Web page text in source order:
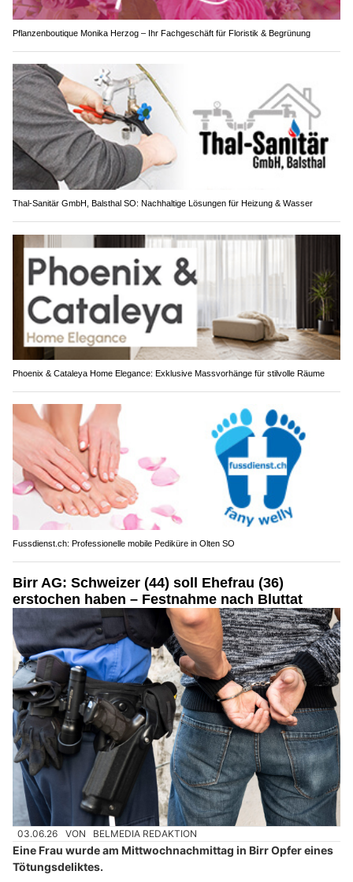
Pflanzenboutique Monika Herzog – Ihr Fachgeschäft für Floristik & Begrünung
Thal-Sanitär GmbH, Balsthal SO: Nachhaltige Lösungen für Heizung & Wasser
Phoenix & Cataleya Home Elegance: Exklusive Massvorhänge für stilvolle Räume
Fussdienst.ch: Professionelle mobile Pediküre in Olten SO
Birr AG: Schweizer (44) soll Ehefrau (36)
erstochen haben – Festnahme nach Bluttat
03.06.26 VON BELMEDIA REDAKTION
Eine Frau wurde am Mittwochnachmittag in Birr Opfer eines
Tötungsdeliktes.